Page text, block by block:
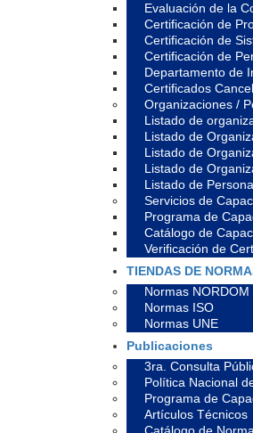
Evaluación de la
Certificación de
Certificación de
Certificación de
Departamento de
Certificados
Organizaciones /
Listado de
Listado de
Listado de
Listado de
Listado de
Servicios de
Programa de
Catálogo de
Verificación de
TIENDAS DE
Normas NORDOM
Normas ISO
Normas UNE
Publicaciones
3ra. Consulta
Política Nacional
Programa de
Artículos Técnicos